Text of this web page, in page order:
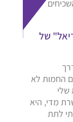
של
החמות לא
מדי, היא
לתת